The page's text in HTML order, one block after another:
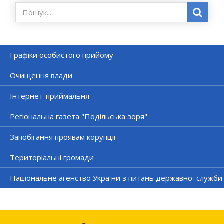
Графіки особистого прийому
Очищення влади
Інтернет-приймальня
Регіональна газета "Подільська зоря"
Запобігання проявам корупції
Територіальні громади
Національне агенство України з питань державної служби